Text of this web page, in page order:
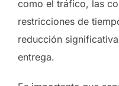
como el tráfico, las
restricciones de
reducción
entrega.